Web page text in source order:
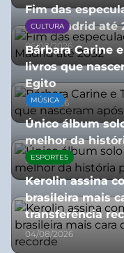
Fim das
Real Madrid até
06/08/2026
CULTURA
Bárbara Carine
livros que
Egito
10/07/2026
MÚSICA
Único álbum
melhor da
06/08/2026
ESPORTES
Kerolin assina
brasileira mais
transferência
04/08/2026